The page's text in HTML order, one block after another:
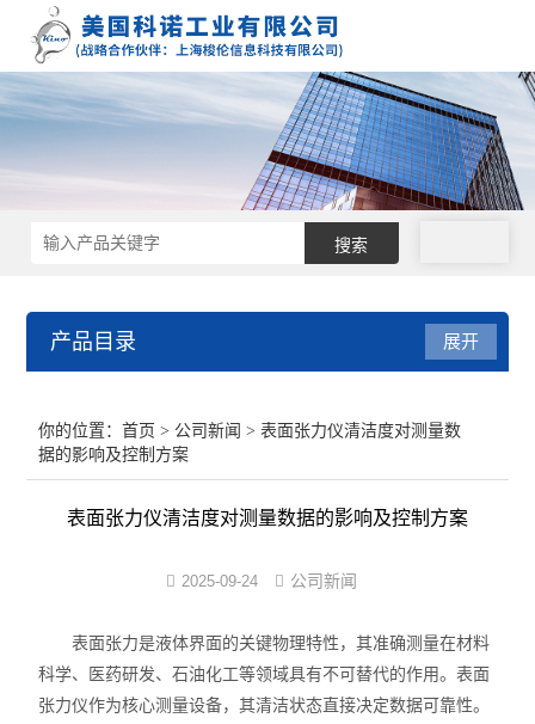
产品目录
表面张力仪
界面张力仪
界面弹性系数仪
表面清洁度分析仪
展开
你的位置：首页 > 公司新闻 > 表面张力仪清洁度对测量数
据的影响及控制方案
表面张力仪清洁度对测量数据的影响及控制方案
2025-09-24 公司新闻
表面张力是液体界面的关键物理特性，其准确测量在材料
科学、医药研发、石油化工等领域具有不可替代的作用。表面
张力仪作为核心测量设备，其清洁状态直接决定数据可靠性。